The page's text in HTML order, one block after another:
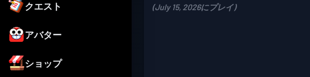
クエスト
アバター
ショップ
(July 15, 2026にプレイ)